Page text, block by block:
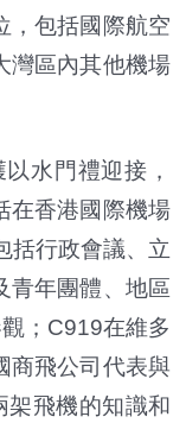
，包括國際航空
灣區內其他機場
水門禮迎接，
在香港國際機場
括行政會議、立
青年團體、地區
；C919在維多
商飛公司代表與
架飛機的知識和